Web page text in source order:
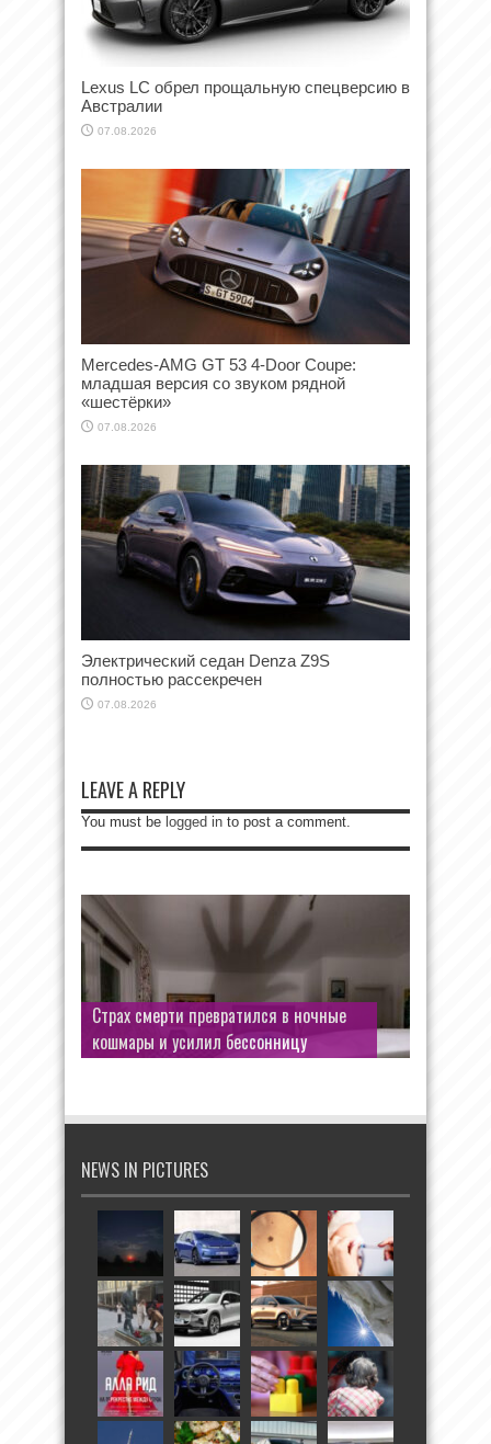
Lexus LC обрел прощальную спецверсию в
Австралии
07.08.2026
Mercedes-AMG GT 53 4-Door Coupe:
младшая версия со звуком рядной
«шестёрки»
07.08.2026
Электрический седан Denza Z9S
полностью рассекречен
07.08.2026
LEAVE A REPLY
You must be logged in to post a comment.
Страх смерти превратился в ночные
кошмары и усилил бессонницу
NEWS IN PICTURES